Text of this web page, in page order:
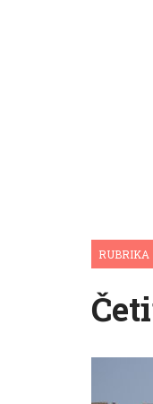
RUBRIKA